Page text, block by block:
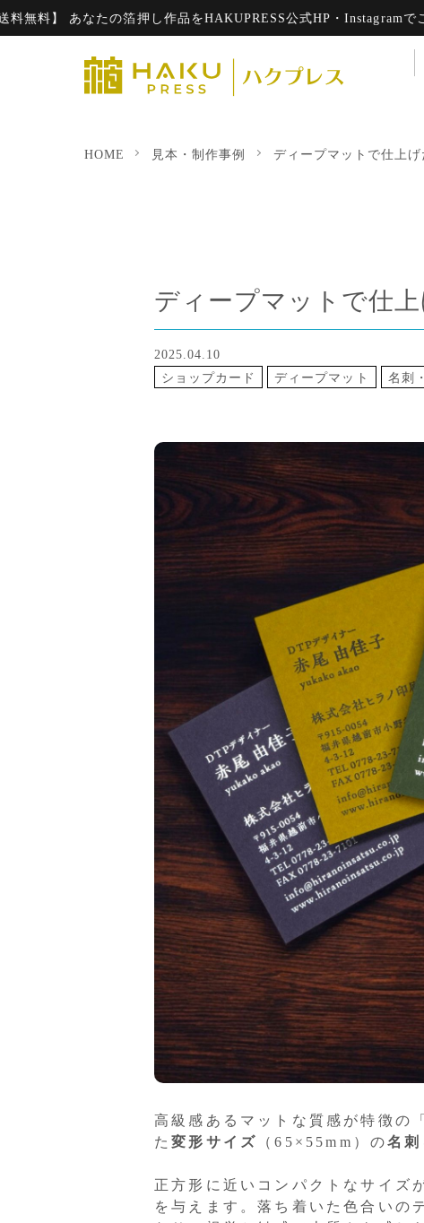
たの箔押し作品をHAKUPRESS公式HP・Instagramでご紹介する特
HOME 見本・制作事例 ディープマットで仕上げ
ディープマットで仕
2025.04.10
ショップカード
ディープマット 名刺
高級感あるマットな質感が特徴の「
た変形サイズ （65×55mm）の名刺
正方形に近いコンパクトなサイズ
を与えます。落ち着いた色合いの